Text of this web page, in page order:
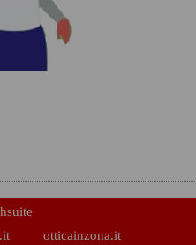
otticainzona.it